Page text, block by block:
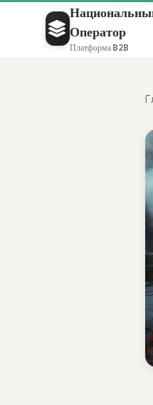
Оператор
Платформа B2B